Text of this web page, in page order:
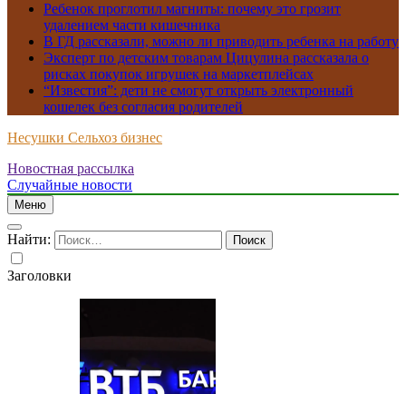
Ребенок проглотил магниты: почему это грозит
удалением части кишечника
В ГД рассказали, можно ли приводить ребенка на работу
Эксперт по детским товарам Цицулина рассказала о
рисках покупок игрушек на маркетплейсах
“Известия”: дети не смогут открыть электронный
кошелек без согласия родителей
Несушки Сельхоз бизнес
Новостная рассылка
Случайные новости
Меню
Найти:
Заголовки